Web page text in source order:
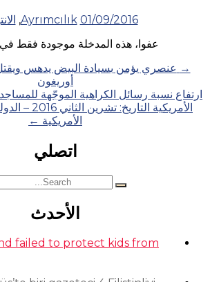
01/09/2016
Ayrımcılık
,
عفوا، هذه المدخلة موجودة فقط في
Posts
navigation
→ عنصري يؤمن بسيادة البيض يدهس
أوريغون
ارتفاع نسبة رسائل الكراهية الموجّهة
الأمريكية
الأمريكية ←
اتصلي
Search
for:
الأحدث
failed to protect kids from